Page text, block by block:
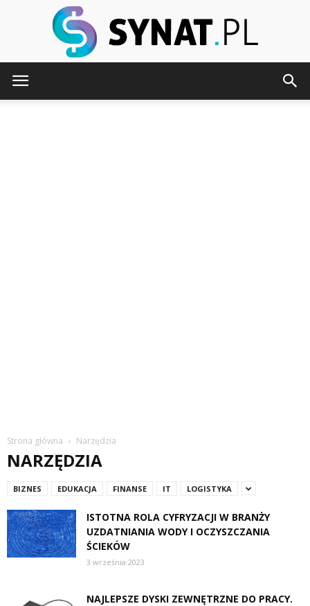
Strona główna Narzędzia
NARZĘDZIA
BIZNES EDUKACJA FINANSE IT LOGISTYKA
ISTOTNA ROLA CYFRYZACJI W BRANŻY
UZDATNIANIA WODY I OCZYSZCZANIA
ŚCIEKÓW
3 września 2023
NAJLEPSZE DYSKI ZEWNĘTRZNE DO PRACY.